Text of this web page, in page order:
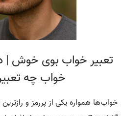
تعبیر خواب بوی خوش
خواب چه
خواب‌ها همواره یکی از پررمز و